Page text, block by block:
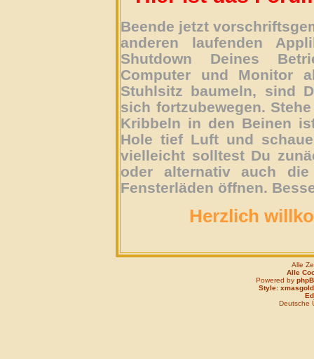
Beende jetzt
anderen laufenden
Shutdown Deines
Computer und Monitor
Stuhlsitz baumeln, sind
sich fortzubewegen.
Kribbeln in den Beinen
Hole tief Luft und
vielleicht solltest Du
oder alternativ auch
Fensterläden öffnen.
Herzlich
Alle
Alle
Powered by
Style: xmasgold
Deutsche